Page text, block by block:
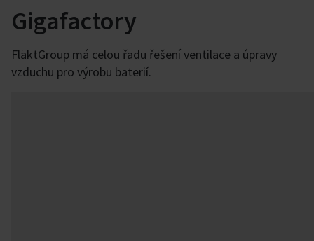
Gigafactory
FläktGroup má celou řadu řešení ventilace a úpravy
vzduchu pro výrobu baterií.